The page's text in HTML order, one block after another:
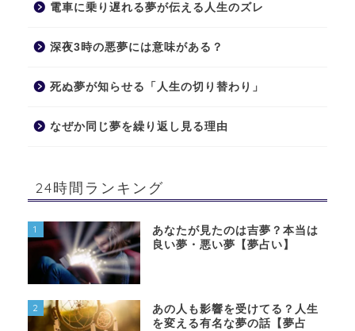
電車に乗り遅れる夢が伝える人生のズレ
深夜3時の悪夢には意味がある？
死ぬ夢が知らせる「人生の切り替わり」
なぜか同じ夢を繰り返し見る理由
24時間ランキング
1
あなたが見たのは吉夢？本当は
良い夢・悪い夢【夢占い】
2
あの人も影響を受けてる？人生
を変える有名な夢の話【夢占